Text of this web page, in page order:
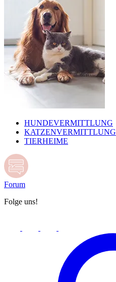
HUNDEVERMITTLUNG
KATZENVERMITTLUNG
TIERHEIME
Forum
Folge uns!